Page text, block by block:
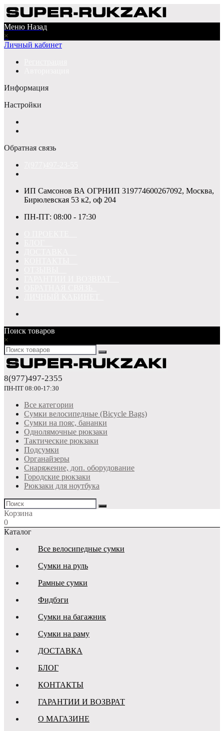
Меню Назад
×
Личный кабинет
Информация
Настройки
Обратная связь
ИП Самсонов ВА ОГРНИП 319774600267092, Москва,
Бирюлевская 53 к2, оф 204
ПН-ПТ: 08:00 - 17:30
Поиск товаров
×
8(977)497-2355
ПН-ПТ 08:00-17:30
Все категории
Сумки велосипедные (Bicycle Bags)
Сумки на пояс, бананки
Однолямочные рюкзаки
Тактические рюкзаки
Подсумки
Органайзеры
Снаряжение, доп. оборудование
Городские рюкзаки
Рюкзаки для ноутбука
Корзина
0
Каталог
Все велосипедные сумки
Сумки на руль
Рамные сумки
Фидбэги
Сумки на багажник
Сумки на раму
ДОСТАВКА
БЛОГ
КОНТАКТЫ
ГАРАНТИИ И ВОЗВРАТ
О МАГАЗИНЕ